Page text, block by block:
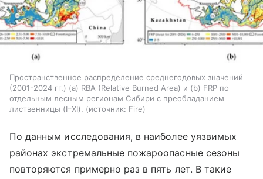
Пространственное распределение среднегодовых значений
(2001-2024 гг.) (а) RBA (Relative Burned Area) и (b) FRP по
отдельным лесным регионам Сибири с преобладанием
лиственницы (I–XI).
источник: Fire
По данным исследования, в наиболее уязвимых
районах экстремальные пожароопасные сезоны
повторяются примерно раз в пять лет. В такие